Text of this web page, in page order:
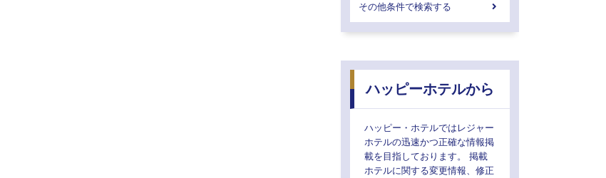
その他条件で検索する
ハッピーホテルから
ハッピー・ホテルではレジャー
ホテルの迅速かつ正確な情報掲
載を目指しております。 掲載
ホテルに関する変更情報、修正